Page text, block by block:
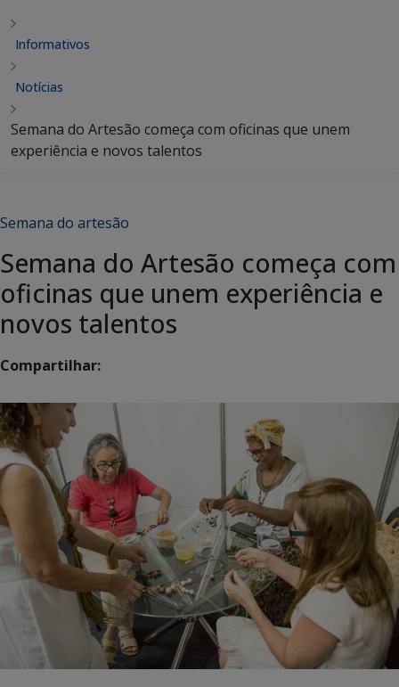
Informativos
Notícias
Semana do Artesão começa com oficinas que unem
experiência e novos talentos
Semana do artesão
Semana do Artesão começa com
oficinas que unem experiência e
novos talentos
Compartilhar: